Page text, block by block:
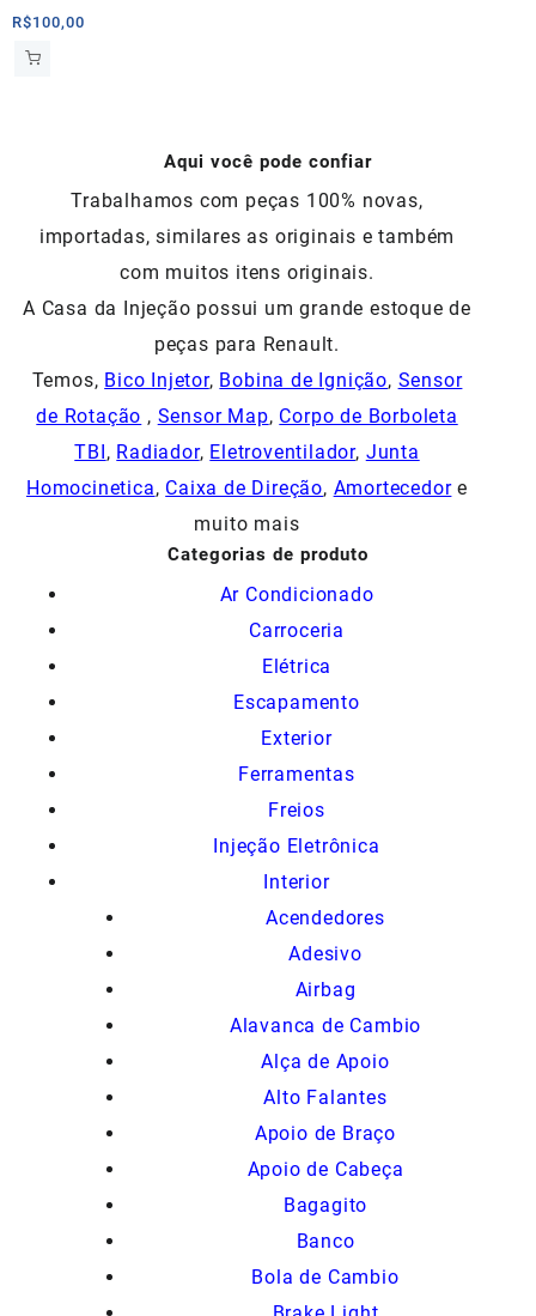
R$100,00
Aqui você pode confiar
Trabalhamos com peças 100% novas,
importadas, similares as originais e também
com muitos itens originais.
A Casa da Injeção possui um grande estoque de
peças para Renault.
Temos, Bico Injetor, Bobina de Ignição, Sensor
de Rotação , Sensor Map, Corpo de Borboleta
TBI , Radiador, Eletroventilador, Junta
Homocinetica, Caixa de Direção, Amortecedore
muito mais
Categorias de produto
Ar Condicionado
Carroceria
Elétrica
Escapamento
Exterior
Ferramentas
Freios
Injeção Eletrônica
Interior
Acendedores
Adesivo
Airbag
Alavanca de Cambio
Alça de Apoio
Alto Falantes
Apoio de Braço
Apoio de Cabeça
Bagagito
Banco
Bola de Cambio